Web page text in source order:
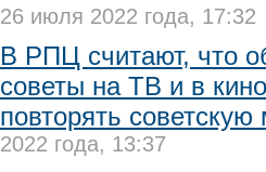
26 июля 2022 года, 17:32
В РПЦ считают, что
советы на ТВ и в
повторять
2022 года, 13:37